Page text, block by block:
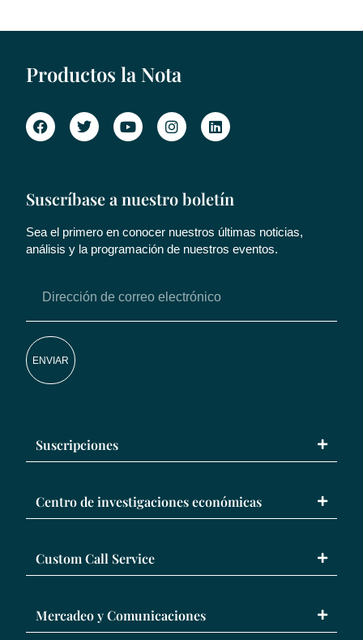
Productos la Nota
Suscríbase a nuestro boletín
Sea el primero en conocer nuestros últimas noticias,
análisis y la programación de nuestros eventos.
ENVIAR
Suscripciones
Centro de investigaciones económicas
Custom Call Service
Mercadeo y Comunicaciones